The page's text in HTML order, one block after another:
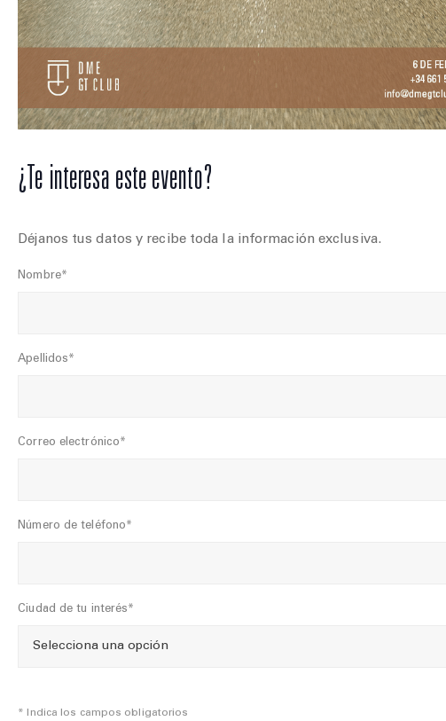
¿Te interesa este evento?
Déjanos tus datos y recibe toda la información exclusiva.
Nombre*
Apellidos*
Correo electrónico*
Número de teléfono*
Ciudad de tu interés*
* Indica los campos obligatorios